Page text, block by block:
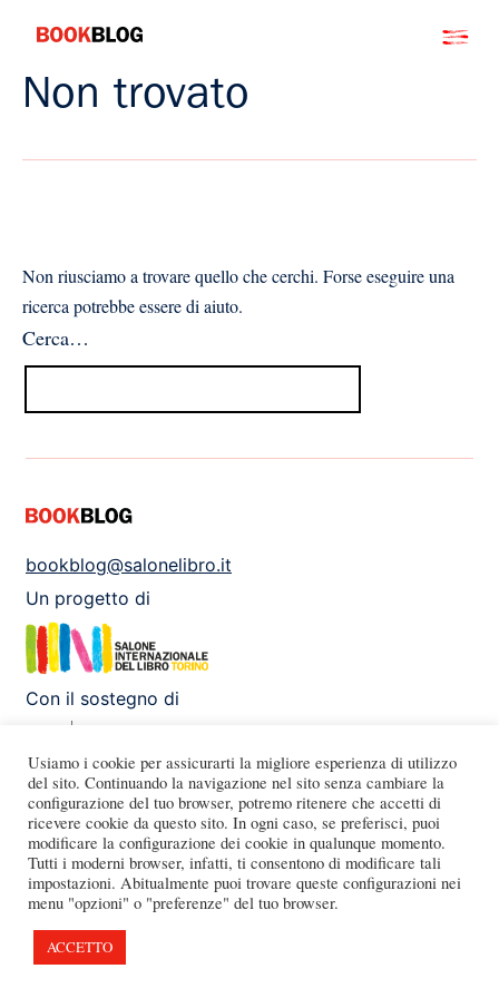
contenuto
Bookblog
Non trovato
Non riusciamo a trovare quello che cerchi. Forse eseguire una
ricerca potrebbe essere di aiuto.
Cerca…
bookblog@salonelibro.it
Un progetto di
Con il sostegno di
FacebookInstagram
X Youtube
Usiamo i cookie per assicurarti la migliore esperienza di utilizzo
del sito. Continuando la navigazione nel sito senza cambiare la
configurazione del tuo browser, potremo ritenere che accetti di
ricevere cookie da questo sito. In ogni caso, se preferisci, puoi
modificare la configurazione dei cookie in qualunque momento.
Tutti i moderni browser, infatti, ti consentono di modificare tali
impostazioni. Abitualmente puoi trovare queste configurazioni nei
menu "opzioni" o "preferenze" del tuo browser.
ACCETTO